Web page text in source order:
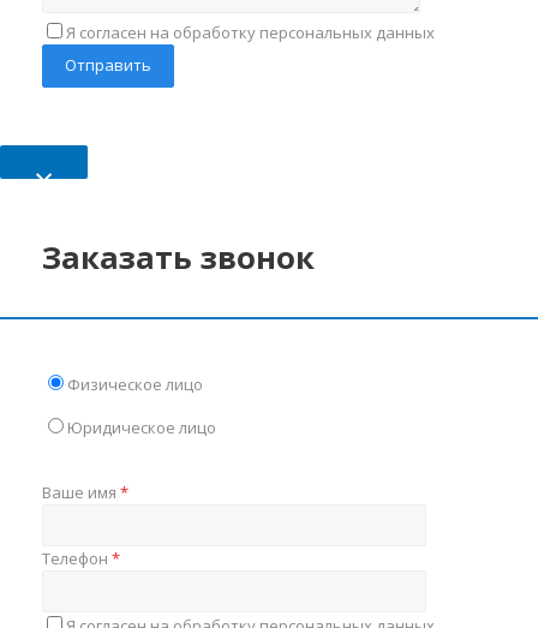
Я согласен на обработку персональных данных
×
Заказать звонок
Физическое лицо
Юридическое лицо
Ваше имя *
Телефон *